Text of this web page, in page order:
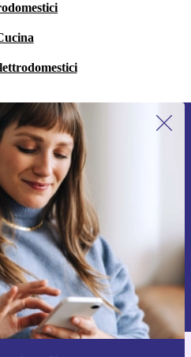
la prima volta alla nostra
ottieni 15€ di sconto!
le migliori offerte.
sconto
dei dati personali, visita la nostra